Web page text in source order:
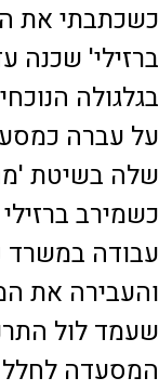
כשכתבתי את
בגלגולה
על עברה
כשמירב
עבודה במשרד
והעבירה את
שעמד לול
המסעדה לחלל